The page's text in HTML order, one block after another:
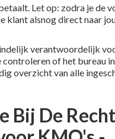
Let op: zodra je de
klant alsnog direct naar
verantwoordelijk
controleren of het bureau
overzicht van alle
Bij De